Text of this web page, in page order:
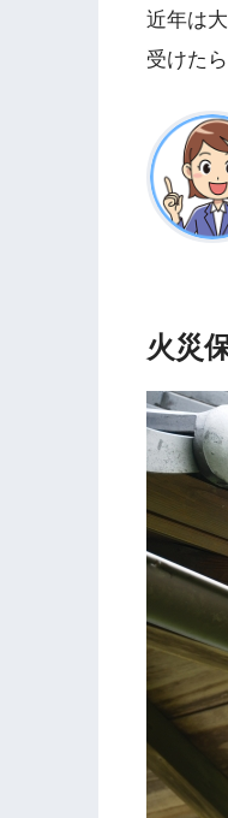
近年は
受けた
火災